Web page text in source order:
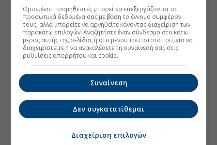
Ορισμένοι προμηθευτές μπορεί να επεξεργάζονται τα
προσωπικά δεδομένα σας με βάση το έννομο συμφέρον
τους, αλλά μπορείτε να αρνηθείτε κάνοντας διαχείριση των
παρακάτω επιλογών. Αναζητήστε έναν σύνδεσμο στο κάτω
μέρος αυτής της σελίδας ή στο μενού του ιστοτόπου, για να
διαχειριστείτε ή να ανακαλέσετε τη συναίνεσή σας στις
ρυθμίσεις απορρήτου και cookie.
Συναίνεση
Δεν συγκατατίθεμαι
Διαχείριση επιλογών